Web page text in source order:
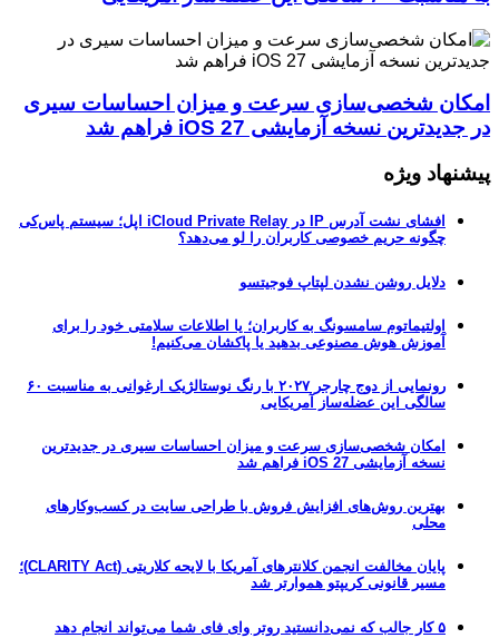
امکان شخصی‌سازی سرعت و میزان احساسات سیری
در جدیدترین نسخه آزمایشی iOS 27 فراهم شد
پیشنهاد ویژه
افشای نشت آدرس IP در iCloud Private Relay اپل؛ سیستم پاس‌کی
چگونه حریم خصوصی کاربران را لو می‌دهد؟
دلایل روشن نشدن لپتاپ فوجیتسو
اولتیماتوم سامسونگ به کاربران؛ یا اطلاعات سلامتی خود را برای
آموزش هوش مصنوعی بدهید یا پاکشان می‌کنیم!
رونمایی از دوج چارجر ۲۰۲۷ با رنگ نوستالژیک ارغوانی به مناسبت ۶۰
سالگی این عضله‌ساز آمریکایی
امکان شخصی‌سازی سرعت و میزان احساسات سیری در جدیدترین
نسخه آزمایشی iOS 27 فراهم شد
بهترین روش‌های افزایش فروش با طراحی سایت در کسب‌وکارهای
محلی
پایان مخالفت انجمن کلانترهای آمریکا با لایحه کلاریتی (CLARITY Act)؛
مسیر قانونی کریپتو هموارتر شد
۵ کار جالب که نمی‌دانستید روتر وای فای شما می‌تواند انجام دهد